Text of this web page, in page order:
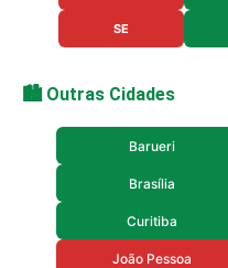
SE
🏙️ Outras Cidades
Barueri
Brasília
Curitiba
João Pessoa